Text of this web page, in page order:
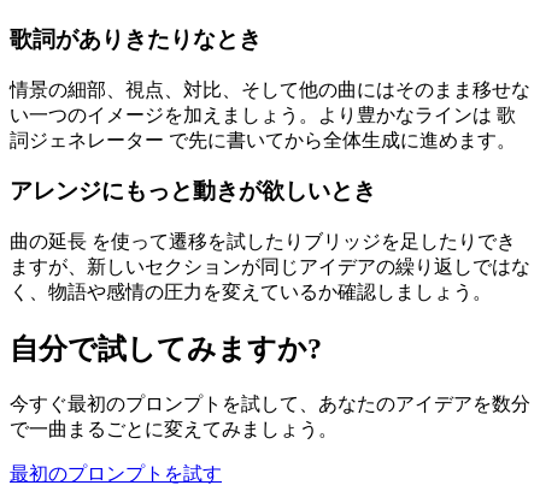
歌詞がありきたりなとき
情景の細部、視点、対比、そして他の曲にはそのまま移せな
い一つのイメージを加えましょう。より豊かなラインは 歌
詞ジェネレーター で先に書いてから全体生成に進めます。
アレンジにもっと動きが欲しいとき
曲の延長 を使って遷移を試したりブリッジを足したりでき
ますが、新しいセクションが同じアイデアの繰り返しではな
く、物語や感情の圧力を変えているか確認しましょう。
自分で試してみますか?
今すぐ最初のプロンプトを試して、あなたのアイデアを数分
で一曲まるごとに変えてみましょう。
最初のプロンプトを試す